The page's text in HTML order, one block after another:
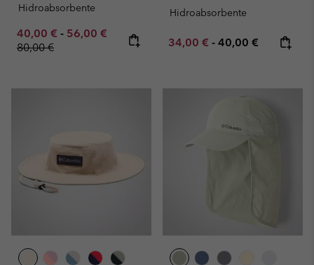
Hidroabsorbente
Minimum sale price:
40,00 € - Maximum sale price:
56,00 € Regular price:
80,00 €
Hidroabsorbente
Minimum sale price:
34,00 € - Maximum price:
40,00 €